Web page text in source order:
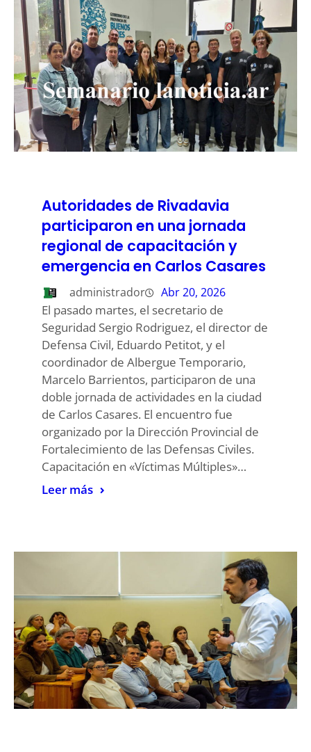
Autoridades de Rivadavia
participaron en una jornada
regional de capacitación y
emergencia en Carlos Casares
administrador Abr 20, 2026
El pasado martes, el secretario de
Seguridad Sergio Rodriguez, el director de
Defensa Civil, Eduardo Petitot, y el
coordinador de Albergue Temporario,
Marcelo Barrientos, participaron de una
doble jornada de actividades en la ciudad
de Carlos Casares. El encuentro fue
organizado por la Dirección Provincial de
Fortalecimiento de las Defensas Civiles.
Capacitación en «Víctimas Múltiples»…
Leer más